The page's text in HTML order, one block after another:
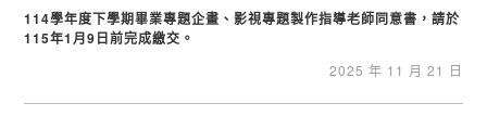
114學年度下學期畢業專題企畫、影視專題製作指導老師同意書，請於
115年1月9日前完成繳交。
2025 年 11 月 21 日